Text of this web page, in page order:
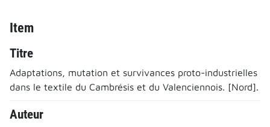
Item
Titre
Adaptations, mutation et survivances proto-industrielles
dans le textile du Cambrésis et du Valenciennois. [Nord].
Auteur